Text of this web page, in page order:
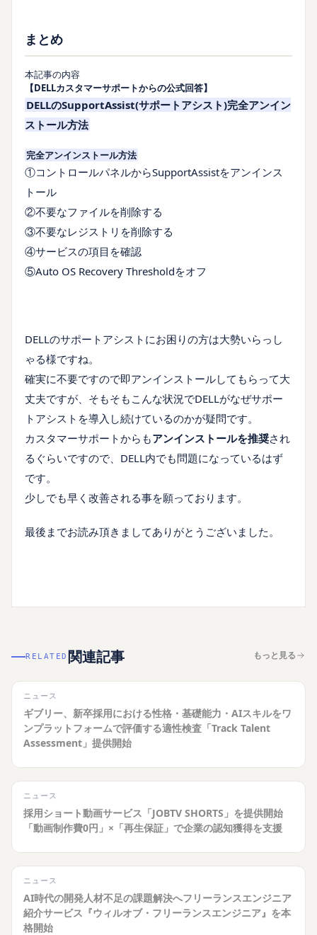
まとめ
本記事の内容
【DELLカスタマーサポートからの公式回答】
DELLのSupportAssist(サポートアシスト)完全アンイン
ストール方法
完全アンインストール方法
①コントロールパネルからSupportAssistをアンインス
トール
②不要なファイルを削除する
③不要なレジストリを削除する
④サービスの項目を確認
⑤Auto OS Recovery Thresholdをオフ
DELLのサポートアシストにお困りの方は大勢いらっし
ゃる様ですね。
確実に不要ですので即アンインストールしてもらって大
丈夫ですが、そもそもこんな状況でDELLがなぜサポー
トアシストを導入し続けているのかが疑問です。
カスタマーサポートからもアンインストールを推奨され
るぐらいですので、DELL内でも問題になっているはず
です。
少しでも早く改善される事を願っております。
最後までお読み頂きましてありがとうございました。
RELATED 関連記事 もっと見る
ニュース
ギブリー、新卒採用における性格・基礎能力・AIスキルをワ
ンプラットフォームで評価する適性検査「Track Talent
Assessment」提供開始
ニュース
採用ショート動画サービス「JOBTV SHORTS」を提供開始
「動画制作費0円」×「再生保証」で企業の認知獲得を支援
ニュース
AI時代の開発人材不足の課題解決へフリーランスエンジニア
紹介サービス『ウィルオブ・フリーランスエンジニア』を本
格開始